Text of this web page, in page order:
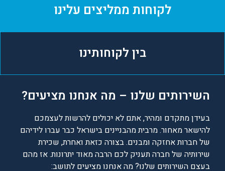
לקוחות ממליצים עלינו
בין לקוחותינו
השירותים שלנו – מה אנחנו מציעים?
בעידן מתקדם ומהיר, אתם לא יכולים להרשות לעצמכם
להישאר מאחור. מרבית מהבניינים בישראל כבר עברו לידיהם
של חברות אחזקה ומבנים. בצורה כזאת ואחרת, שכירת
שירותיה של חברה תעניק לכם הרבה מאוד יתרונות. אז מהם
בעצם השירותים שלנו? מה אנחנו מציעים לתושב: